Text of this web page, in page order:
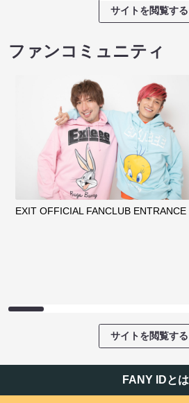
サイトを閲覧する
ファンコミュニティ
EXIT OFFICIAL FANCLUB ENTRANCE
サイトを閲覧する
FANY IDとは